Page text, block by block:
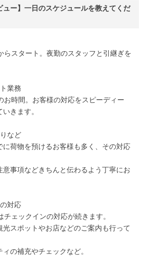
ュー】一日のスケジュールを教えてくだ
らスタート。夜勤のスタッフと引継ぎを
業務
お時間。お客様の対応をスピーディー
きます。
など
荷物を預けるお客様も多く、その対応
事項などきちんと伝わるよう丁寧にお
対応
ェックインの対応が続きます。
スポットやお店などのご案内も行って
の補充やチェックなど。